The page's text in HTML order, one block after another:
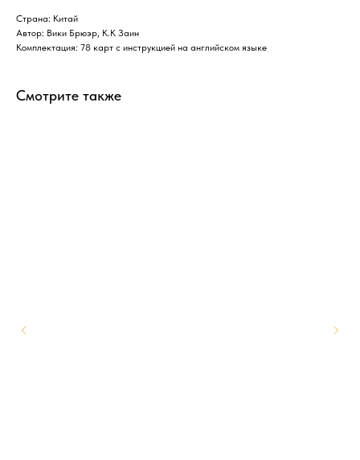
Страна: Китай
Автор: Вики Брюэр, К.К Заин
Комплектация: 78 карт с инструкцией на английском языке
Смотрите также